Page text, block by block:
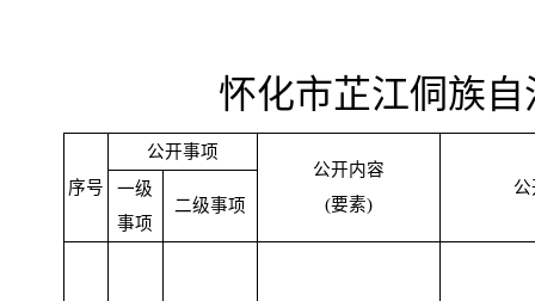
怀化市芷江侗族
序号
公开事项
公开内容
(要素)
一级
事项
二级事项